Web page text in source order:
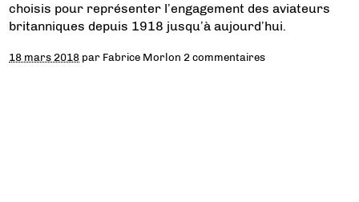
choisis pour représenter l’engagement des aviateurs
britanniques depuis 1918 jusqu’à aujourd’hui.
18 mars 2018 par Fabrice Morlon 2 commentaires